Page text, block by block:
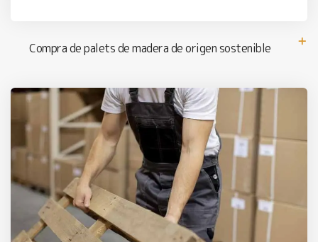
Compra de palets de madera de origen sostenible